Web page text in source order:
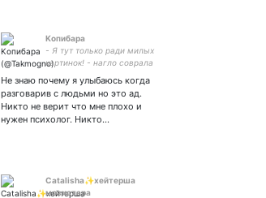
Kопибара
- Я тут только ради милых
картинок! - нагло соврала
Не знаю почему я улыбаюсь когда
разговарив с людьми но это ад.
Никто не верит что мне плохо и
нужен психолог. Никто…
Catalisha✨хейтерша
мовистара